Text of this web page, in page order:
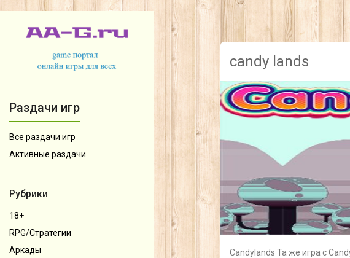
Раздачи игр
Все раздачи игр
Активные раздачи
Рубрики
18+
RPG/Стратегии
Аркады
candy lands
Candylands Та же игра с